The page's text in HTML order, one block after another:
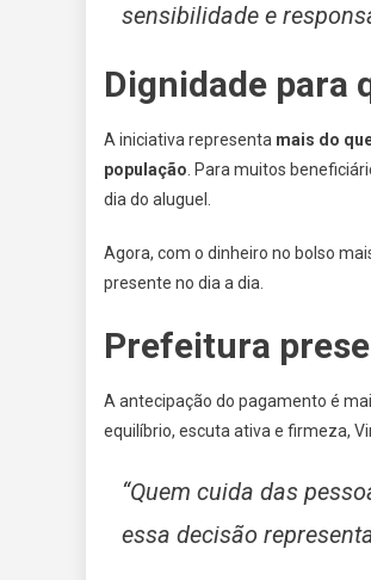
sensibilidade e
Dignidade para
A iniciativa representa mais do
população . Para muitos
dia do aluguel.
Agora, com o dinheiro no bolso
presente no dia a dia.
Prefeitura
A antecipação do pagamento é
equilíbrio, escuta ativa e firmeza,
“Quem cuida das
essa decisão